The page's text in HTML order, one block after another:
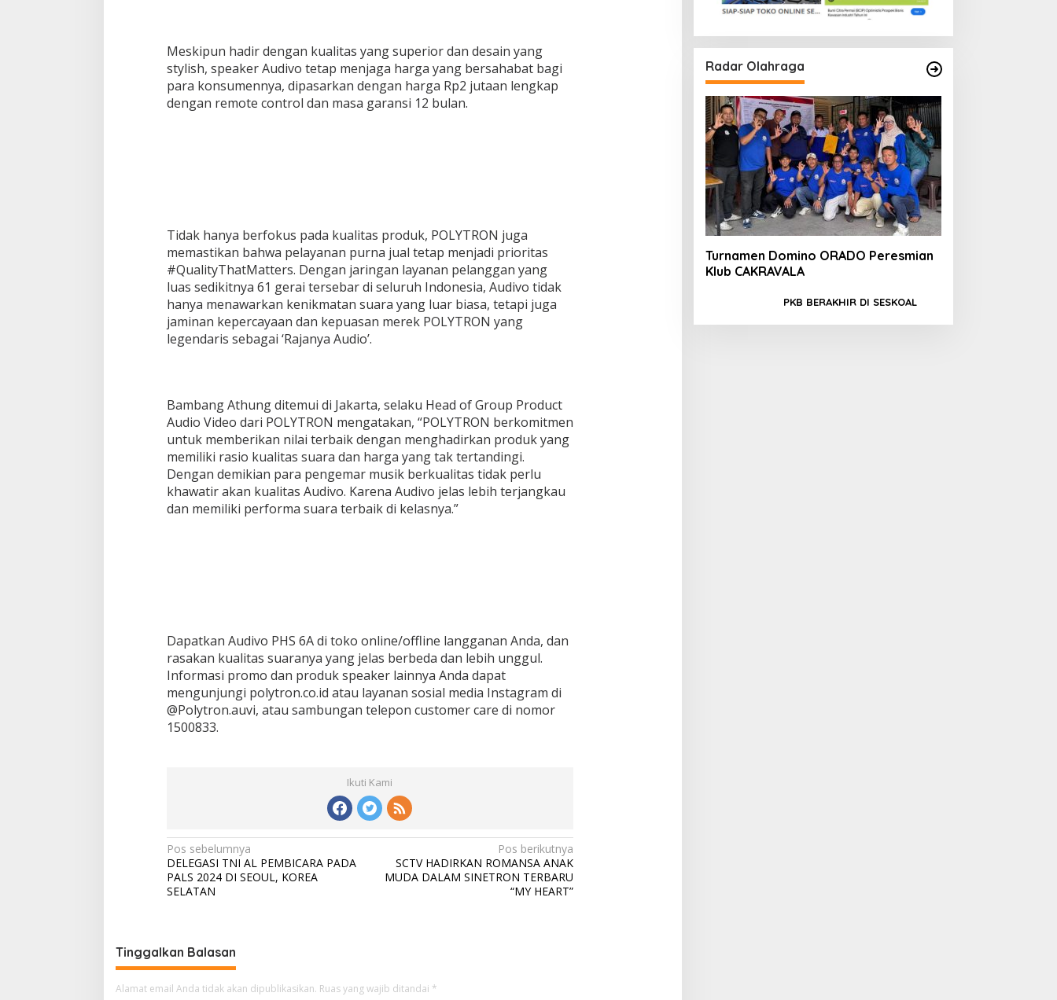
Meskipun hadir dengan kualitas yang superior dan desain yang
stylish, speaker Audivo tetap menjaga harga yang bersahabat bagi
para konsumennya, dipasarkan dengan harga Rp2 jutaan lengkap
dengan remote control dan masa garansi 12 bulan.
Tidak hanya berfokus pada kualitas produk, POLYTRON juga
memastikan bahwa pelayanan purna jual tetap menjadi prioritas
#QualityThatMatters. Dengan jaringan layanan pelanggan yang
luas sedikitnya 61 gerai tersebar di seluruh Indonesia, Audivo tidak
hanya menawarkan kenikmatan suara yang luar biasa, tetapi juga
jaminan kepercayaan dan kepuasan merek POLYTRON yang
legendaris sebagai ‘Rajanya Audio’.
Bambang Athung ditemui di Jakarta, selaku Head of Group Product
Audio Video dari POLYTRON mengatakan, “POLYTRON berkomitmen
untuk memberikan nilai terbaik dengan menghadirkan produk yang
memiliki rasio kualitas suara dan harga yang tak tertandingi.
Dengan demikian para pengemar musik berkualitas tidak perlu
khawatir akan kualitas Audivo. Karena Audivo jelas lebih terjangkau
dan memiliki performa suara terbaik di kelasnya.”
Dapatkan Audivo PHS 6A di toko online/offline langganan Anda, dan
rasakan kualitas suaranya yang jelas berbeda dan lebih unggul.
Informasi promo dan produk speaker lainnya Anda dapat
mengunjungi polytron.co.id atau layanan sosial media Instagram di
@Polytron.auvi, atau sambungan telepon customer care di nomor
1500833.
Ikuti Kami
N
a
v
a
s
Pos sebelumnya
DELEGASI TNI AL PEMBICARA PADA
PALS 2024 DI SEOUL, KOREA
SELATAN
Pos berikutnya
SCTV HADIRKAN ROMANSA ANAK
MUDA DALAM SINETRON TERBARU
“MY HEART”
Tinggalkan Balasan
Alamat email Anda tidak akan dipublikasikan. Ruas yang wajib ditandai *
Radar Olahraga
Turnamen Domino ORADO Peresmian
Klub CAKRAVALA
PKB BERAKHIR DI SESKOAL